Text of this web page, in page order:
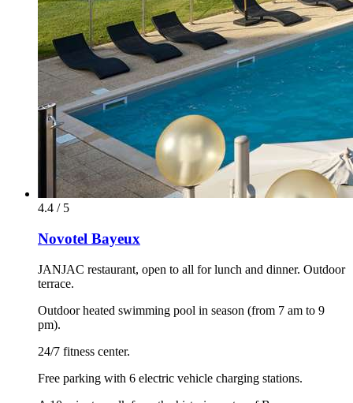
4.4 / 5
Novotel Bayeux
JANJAC restaurant, open to all for lunch and dinner. Outdoor
terrace.
Outdoor heated swimming pool in season (from 7 am to 9
pm).
24/7 fitness center.
Free parking with 6 electric vehicle charging stations.